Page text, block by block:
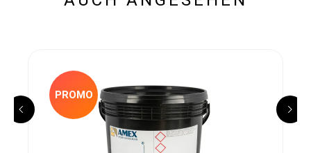
PROMO